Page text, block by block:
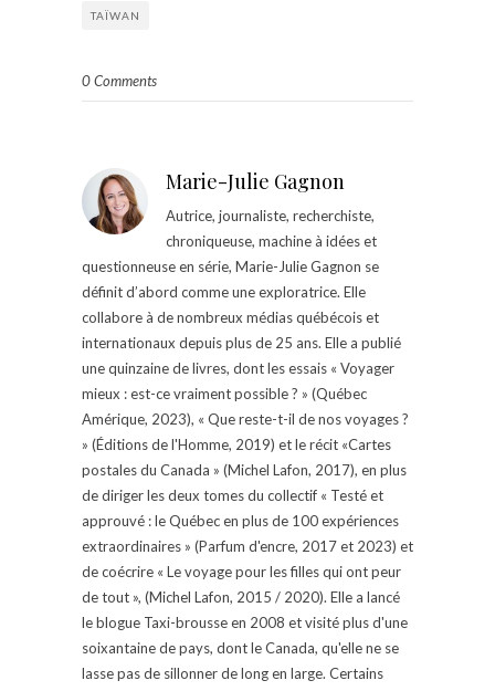
TAÏWAN
0 Comments
Marie-Julie Gagnon
Autrice, journaliste, recherchiste,
chroniqueuse, machine à idées et
questionneuse en série, Marie-Julie Gagnon se
définit d’abord comme une exploratrice. Elle
collabore à de nombreux médias québécois et
internationaux depuis plus de 25 ans. Elle a publié
une quinzaine de livres, dont les essais « Voyager
mieux : est-ce vraiment possible ? » (Québec
Amérique, 2023), « Que reste-t-il de nos voyages ?
» (Éditions de l'Homme, 2019) et le récit «Cartes
postales du Canada » (Michel Lafon, 2017), en plus
de diriger les deux tomes du collectif « Testé et
approuvé : le Québec en plus de 100 expériences
extraordinaires » (Parfum d'encre, 2017 et 2023) et
de coécrire « Le voyage pour les filles qui ont peur
de tout », (Michel Lafon, 2015 / 2020). Elle a lancé
le blogue Taxi-brousse en 2008 et visité plus d'une
soixantaine de pays, dont le Canada, qu'elle ne se
lasse pas de sillonner de long en large. Certains